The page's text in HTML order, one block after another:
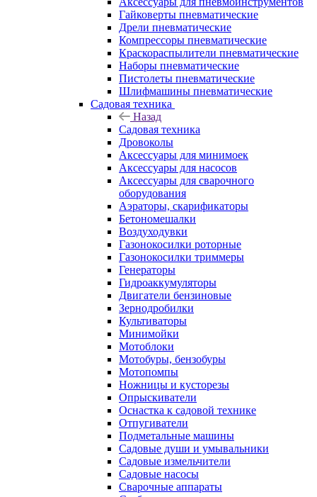
Гайковерты пневматические
Дрели пневматические
Компрессоры пневматические
Краскораспылители пневматические
Наборы пневматические
Пистолеты пневматические
Шлифмашины пневматические
Садовая техника
Назад
Садовая техника
Дровоколы
Аксессуары для минимоек
Аксессуары для насосов
Аксессуары для сварочного
оборудования
Аэраторы, скарификаторы
Бетономешалки
Воздуходувки
Газонокосилки роторные
Газонокосилки триммеры
Генераторы
Гидроаккумуляторы
Двигатели бензиновые
Зернодробилки
Культиваторы
Минимойки
Мотоблоки
Мотобуры, бензобуры
Мотопомпы
Ножницы и кусторезы
Опрыскиватели
Оснастка к садовой технике
Отпугиватели
Подметальные машины
Садовые души и умывальники
Садовые измельчители
Садовые насосы
Сварочные аппараты